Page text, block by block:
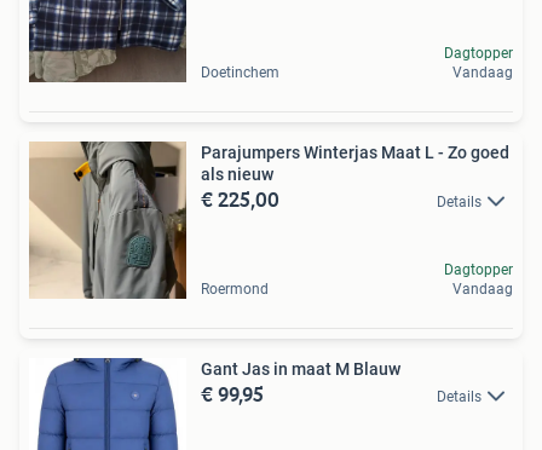
Doetinchem
Dagtopper
Vandaag
Parajumpers Winterjas Maat L - Zo goed
als nieuw
€ 225,00 Details
Roermond
Dagtopper
Vandaag
Gant Jas in maat M Blauw
€ 99,95 Details